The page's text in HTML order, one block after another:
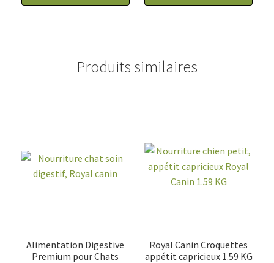
Produits similaires
Alimentation Digestive
Premium pour Chats
Royal Canin Croquettes
appétit capricieux 1.59 KG